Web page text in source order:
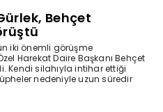
Behçet
iki önemli görüşme
Harekat Daire Başkanı Behçet
Kendi silahıyla intihar ettiği
nedeniyle uzun süredir